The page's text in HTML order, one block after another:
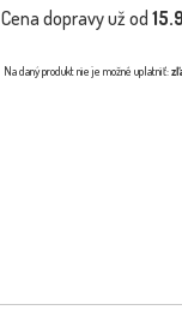
Cena dopravy už od
Na daný produkt nie je možné uplatniť: